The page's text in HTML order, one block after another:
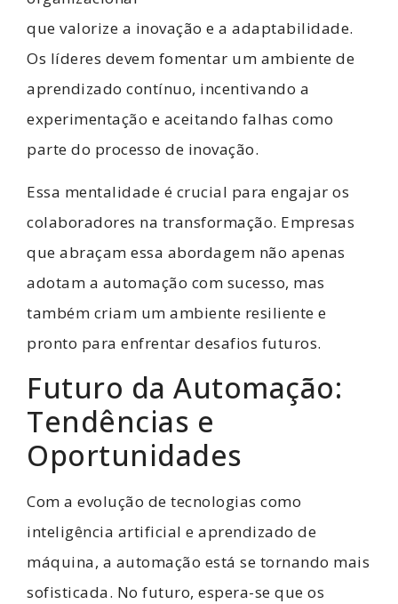
que valorize a inovação e a adaptabilidade.
Os líderes devem fomentar um ambiente de
aprendizado contínuo, incentivando a
experimentação e aceitando falhas como
parte do processo de inovação.
Essa mentalidade é crucial para engajar os
colaboradores na transformação. Empresas
que abraçam essa abordagem não apenas
adotam a automação com sucesso, mas
também criam um ambiente resiliente e
pronto para enfrentar desafios futuros.
Futuro da Automação:
Tendências e
Oportunidades
Com a evolução de tecnologias como
inteligência artificial e aprendizado de
máquina, a automação está se tornando mais
sofisticada. No futuro, espera-se que os